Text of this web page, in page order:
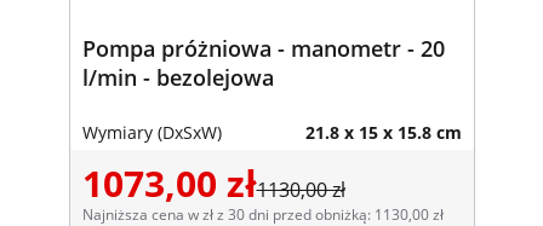
Pompa próżniowa - manometr - 20
l/min - bezolejowa
Wymiary (DxSxW) 21.8 x 15 x 15.8 cm
1073,00 zł1130,00 zł
Najniższa cena w zł z 30 dni przed obniżką: 1130,00 zł